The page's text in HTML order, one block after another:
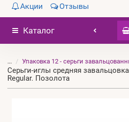
Акции Отзывы
Каталог
... Упаковка 12 - серьги
Серьги-иглы средняя
Regular. Позолота